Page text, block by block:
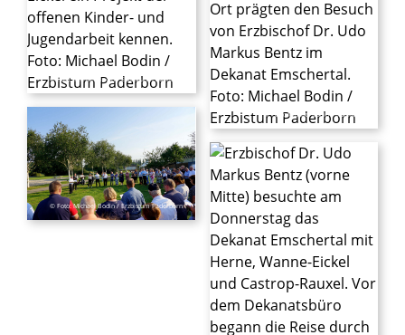
© Foto: Michael Bodin / Erzbistum Paderborn
© Foto: Michael Bodin / Erzbistum
© Foto: Michael Bodin / Erzbistum Paderborn